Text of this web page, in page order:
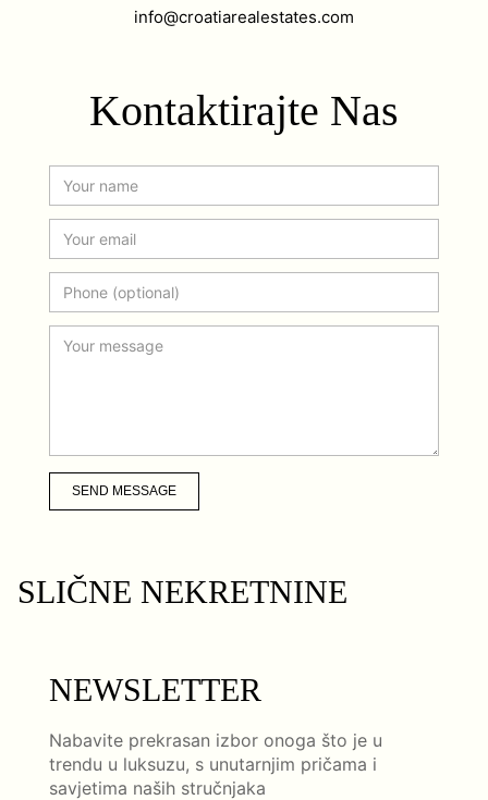
info@croatiarealestates.com
Kontaktirajte Nas
SEND MESSAGE
SLIČNE NEKRETNINE
NEWSLETTER
Nabavite prekrasan izbor onoga što je u
trendu u luksuzu, s unutarnjim pričama i
savjetima naših stručnjaka